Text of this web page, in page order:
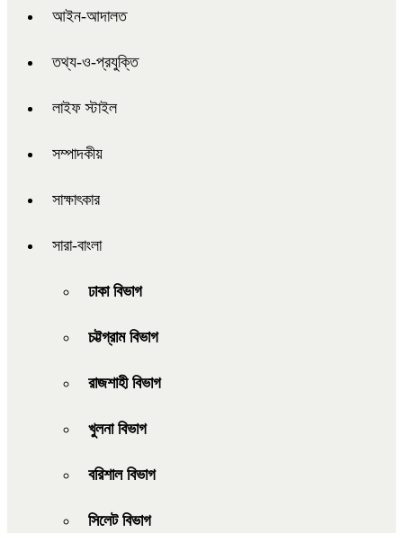
আইন-আদালত
তথ্য-ও-প্রযুক্তি
লাইফ স্টাইল
সম্পাদকীয়
সাক্ষাৎকার
সারা-বাংলা
ঢাকা বিভাগ
চট্টগ্রাম বিভাগ
রাজশাহী বিভাগ
খুলনা বিভাগ
বরিশাল বিভাগ
সিলেট বিভাগ